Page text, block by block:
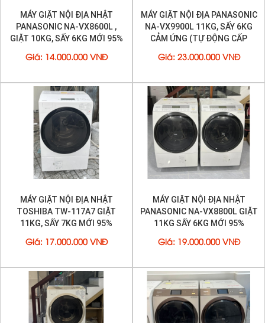
- Trọng lượng: 87 kg
- Công suất: Giặt 11 kg / Sấy 7 kg
- Tiêu thụ điện: ~0.9 kWh (giặt) / ~1.8 kWh (sấy)
- Mức độ ồn: 32 dB (giặt) / 37 dB (xả) / 49 dB (sấy)
Nhận định tổng quan
phân khúcmáy giặtcửa trước cao cấp.
Với sự kết hợp hoàn hảo giữa công nghệ Nhật Bản, thiết kế
hiện đại và hiệu quả sử dụng vượt trội, đây là lựa chọn
đáng cân nhắc cho những ai muốn sở hữu một chiếcmáy
giặt sấyđa năng, êm ái và tiết kiệm điện năng.
MÁY GIẶT NỘI ĐỊA NHẬT
PANASONIC NA-VX8600L ,
GIẶT 10KG, SẤY 6KG MỚI 95%
Giá : 14.000.000 VNĐ
MÁY GIẶT NỘI ĐỊA PANASONIC
NA-VX9900L 11KG, SẤY 6KG
CẢM ỨNG (TỰ ĐỘNG CẤP
Giá : 23.000.000 VNĐ
MÁY GIẶT NỘI ĐỊA NHẬT
TOSHIBA TW-117A7 GIẶT
11KG, SẤY 7KG MỚI 95%
Giá : 17.000.000 VNĐ
MÁY GIẶT NỘI ĐỊA NHẬT
PANASONIC NA-VX8800L GIẶT
11KG SẤY 6KG MỚI 95%
Giá : 19.000.000 VNĐ